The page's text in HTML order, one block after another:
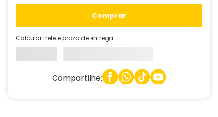
comprar
Calcular frete e prazo de entrega
Compartilhe: